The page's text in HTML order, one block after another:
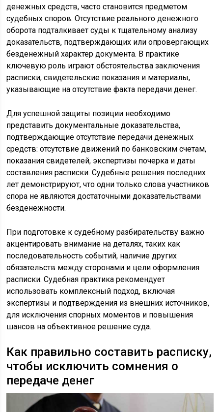
денежных средств, часто становится предметом
судебных споров. Отсутствие реального денежного
оборота подталкивает суды к тщательному анализу
доказательств, подтверждающих или опровергающих
безденежный характер документа. В практике
ключевую роль играют обстоятельства заключения
расписки, свидетельские показания и материалы,
указывающие на отсутствие факта передачи денег.
Для успешной защиты позиции необходимо
представить документальные доказательства,
подтверждающие отсутствие передачи денежных
средств: отсутствие движений по банковским счетам,
показания свидетелей, экспертизы почерка и даты
составления расписки. Судебные решения последних
лет демонстрируют, что одни только слова участников
спора не являются достаточными доказательствами
безденежности.
При подготовке к судебному разбирательству важно
акцентировать внимание на деталях, таких как
последовательность событий, наличие других
обязательств между сторонами и цели оформления
расписки. Судебная практика рекомендует
использовать комплексный подход, включая
экспертизы и подтверждения из внешних источников,
для исключения спорных моментов и повышения
шансов на объективное решение суда.
Как правильно составить расписку,
чтобы исключить сомнения о
передаче денег